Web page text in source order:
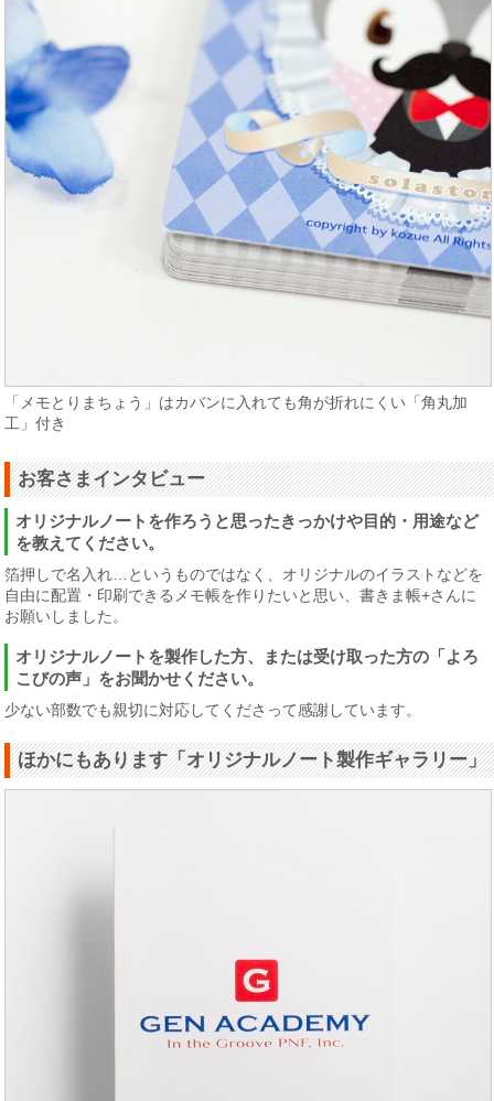
「メモとりまちょう」はカバンに入れても角が折れにくい「角丸加
工」付き
お客さまインタビュー
オリジナルノートを作ろうと思ったきっかけや目的・用途など
を教えてください。
箔押しで名入れ…というものではなく、オリジナルのイラストなどを
自由に配置・印刷できるメモ帳を作りたいと思い、書きま帳+さんに
お願いしました。
オリジナルノートを製作した方、または受け取った方の「よろ
こびの声」をお聞かせください。
少ない部数でも親切に対応してくださって感謝しています。
ほかにもあります「オリジナルノート製作ギャラリー」